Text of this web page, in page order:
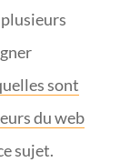
sont
du web
sujet.